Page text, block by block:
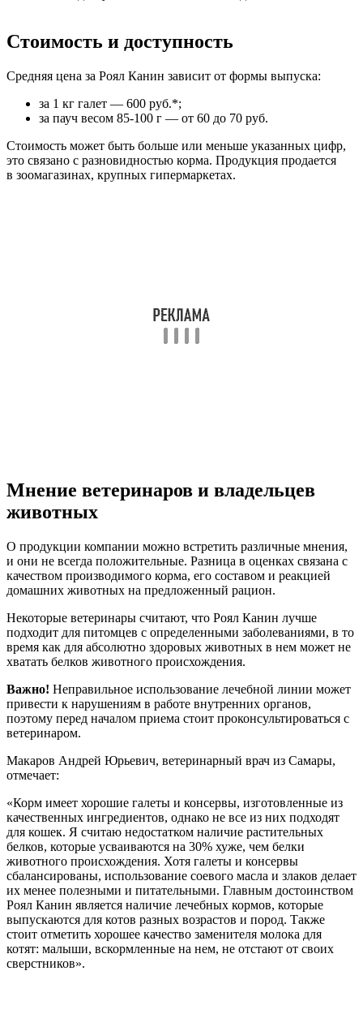
Стоимость и доступность
Средняя цена за Роял Канин зависит от формы выпуска:
за 1 кг галет — 600 руб.*;
за пауч весом 85-100 г — от 60 до 70 руб.
Стоимость может быть больше или меньше указанных цифр,
это связано с разновидностью корма. Продукция продается
в зоомагазинах, крупных гипермаркетах.
Мнение ветеринаров и владельцев
животных
О продукции компании можно встретить различные мнения,
и они не всегда положительные. Разница в оценках связана с
качеством производимого корма, его составом и реакцией
домашних животных на предложенный рацион.
Некоторые ветеринары считают, что Роял Канин лучше
подходит для питомцев с определенными заболеваниями, в то
время как для абсолютно здоровых животных в нем может не
хватать белков животного происхождения.
Важно! Неправильное использование лечебной линии может
привести к нарушениям в работе внутренних органов,
поэтому перед началом приема стоит проконсультироваться с
ветеринаром.
Макаров Андрей Юрьевич, ветеринарный врач из Самары,
отмечает:
«Корм имеет хорошие галеты и консервы, изготовленные из
качественных ингредиентов, однако не все из них подходят
для кошек. Я считаю недостатком наличие растительных
белков, которые усваиваются на 30% хуже, чем белки
животного происхождения. Хотя галеты и консервы
сбалансированы, использование соевого масла и злаков делает
их менее полезными и питательными. Главным достоинством
Роял Канин является наличие лечебных кормов, которые
выпускаются для котов разных возрастов и пород. Также
стоит отметить хорошее качество заменителя молока для
котят: малыши, вскормленные на нем, не отстают от своих
сверстников».